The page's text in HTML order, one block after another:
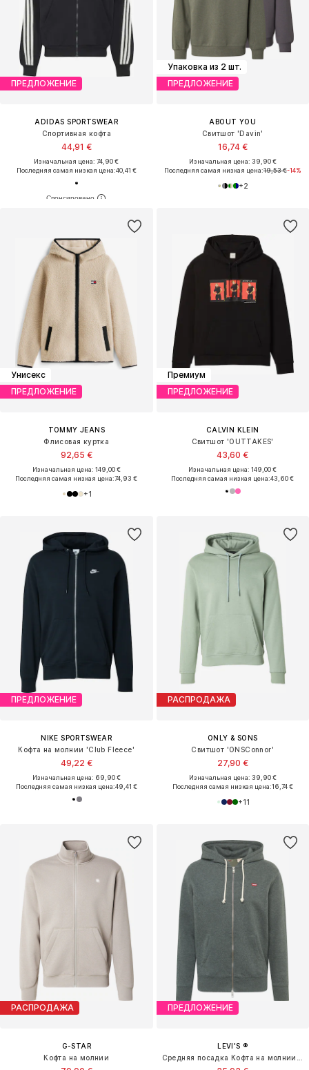
ПРЕДЛОЖЕНИЕ
ADIDAS SPORTSWEAR
Спортивная кофта
44,91 €
Изначальная цена: 74,90 €
Последняя самая низкая цена:40,41 €
Упаковка из 2 шт.
ПРЕДЛОЖЕНИЕ
ABOUT YOU
Свитшот 'Davin'
16,74 €
Изначальная цена: 39,90 €
Последняя самая низкая цена:19,53 €-14%
+2
Унисекс
ПРЕДЛОЖЕНИЕ
TOMMY JEANS
Флисовая куртка
92,65 €
Изначальная цена: 149,00 €
Последняя самая низкая цена:74,93 €
+1
Премиум
ПРЕДЛОЖЕНИЕ
CALVIN KLEIN
Свитшот 'OUTTAKES'
43,60 €
Изначальная цена: 149,00 €
Последняя самая низкая цена:43,60 €
ПРЕДЛОЖЕНИЕ
NIKE SPORTSWEAR
Кофта на молнии 'Club Fleece'
49,22 €
Изначальная цена: 69,90 €
Последняя самая низкая цена:49,41 €
РАСПРОДАЖА
ONLY & SONS
Свитшот 'ONSConnor'
27,90 €
Изначальная цена: 39,90 €
Последняя самая низкая цена:16,74 €
+11
РАСПРОДАЖА
G-STAR
Кофта на молнии
ПРЕДЛОЖЕНИЕ
LEVI'S ®